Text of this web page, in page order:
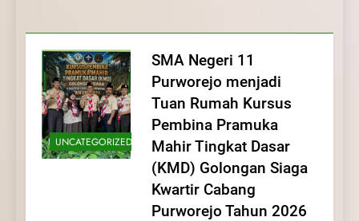
dan Pengabdian Generasi
Pramuka
Pramuka
Kepedulian
UNCATEGORIZED
SMA Negeri 11
Purworejo menjadi
Tuan Rumah Kursus
Pembina Pramuka
Mahir Tingkat Dasar
(KMD) Golongan Siaga
Kwartir Cabang
Purworejo Tahun 2026